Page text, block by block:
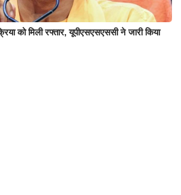
को मिली रफ्तार, यूपीएसएसएससी ने जारी किया